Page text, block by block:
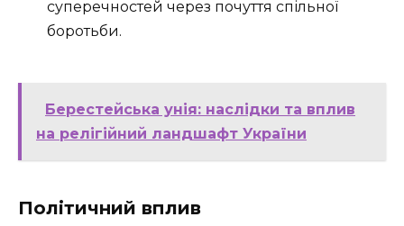
суперечностей через почуття спільної
боротьби.
Берестейська унія: наслідки та вплив
на релігійний ландшафт України
Політичний вплив